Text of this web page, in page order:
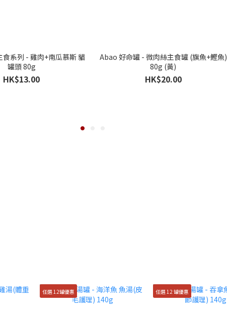
系列 - 雞肉+南瓜慕斯 貓
罐頭 80g
HK$13.00
Abao 好命罐 - 微肉絲主食罐 (旗魚+鰹魚)
80g (黃)
HK$20.00
任選 12罐優惠 任選 12 罐優惠